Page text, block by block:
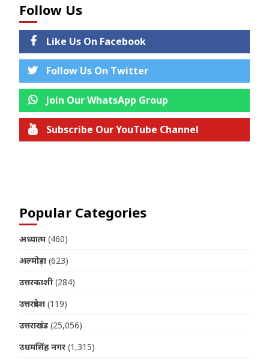
Follow Us
Like Us On Facebook
Follow Us On Twitter
Join Our WhatsApp Group
Subscribe Our YouTube Channel
Popular Categories
अध्यात्म (460)
अल्मोड़ा (623)
उत्तरकाशी (284)
उत्तरप्रदेश (119)
उत्तराखंड (25,056)
उधमसिंह नगर (1,315)